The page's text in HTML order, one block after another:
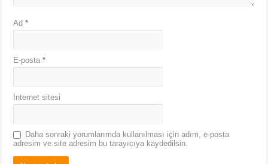
Ad*
E-posta*
İnternet sitesi
Daha sonraki yorumlarımda kullanılması için adım, e-posta
adresim ve site adresim bu tarayıcıya kaydedilsin.